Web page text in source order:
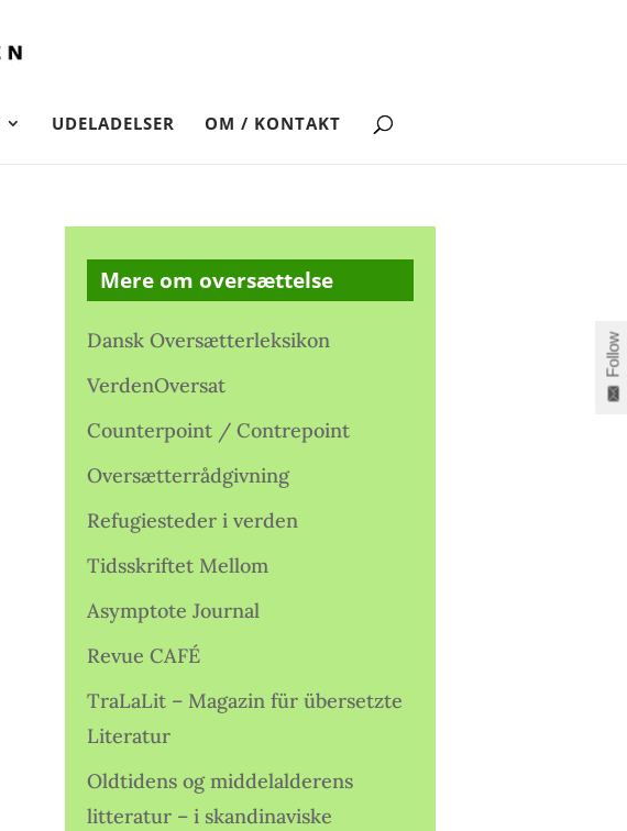
UDELADELSER OM / KONTAKT
Mere om oversættelse
Dansk Oversætterleksikon
VerdenOversat
Counterpoint / Contrepoint
Oversætterrådgivning
Refugiesteder i verden
Tidsskriftet Mellom
Asymptote Journal
Revue CAFÉ
TraLaLit – Magazin für übersetzte
Literatur
Oldtidens og middelalderens
litteratur – i skandinaviske
Follow